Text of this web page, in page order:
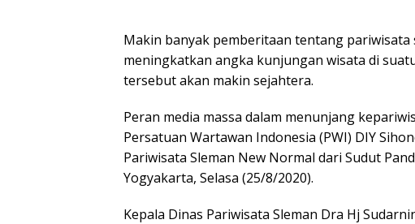
Makin banyak pemberitaan tentang
meningkatkan angka kunjungan wisata di
tersebut akan makin sejahtera.
Peran media massa dalam menunjang
Persatuan Wartawan Indonesia (PWI) DIY
Pariwisata Sleman New Normal dari Sudut
Yogyakarta, Selasa (25/8/2020).
Kepala Dinas Pariwisata Sleman Dra Hj